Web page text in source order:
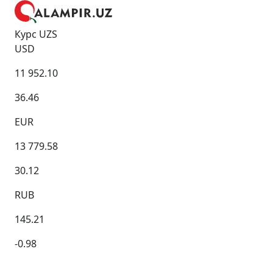
Курс UZS
USD
11 952.10
36.46
EUR
13 779.58
30.12
RUB
145.21
-0.98